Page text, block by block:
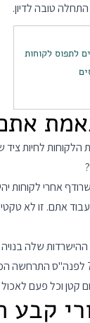
טובה לדיון.
לתפוס לקוחות
הלקוחות לחיות
אחרי לקוחות
אתם. זו לא
שלה
חיו כך ואז איפשהו בין
וכל פעם